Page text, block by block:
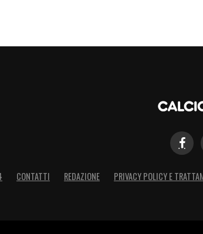
CONTATTI REDAZIONE PRIVACY POLICY E